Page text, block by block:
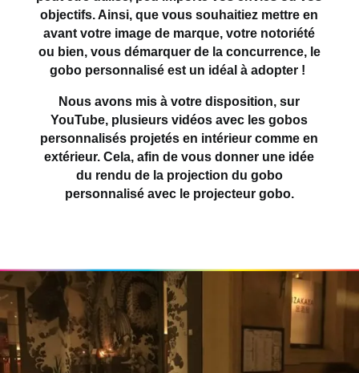
objectifs. Ainsi, que vous souhaitiez mettre en
avant votre image de marque, votre notoriété
ou bien, vous démarquer de la concurrence, le
gobo personnalisé est un idéal à adopter !
Nous avons mis à votre disposition, sur
YouTube, plusieurs vidéos avec les gobos
personnalisés projetés en intérieur comme en
extérieur. Cela, afin de vous donner une idée
du rendu de la projection du gobo
personnalisé avec le projecteur gobo.